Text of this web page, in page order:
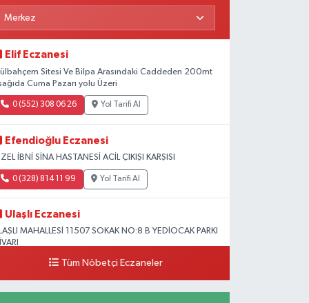
Elif Eczanesi
Sitesi Ve Bilpa Arasındaki Caddeden 200mt
Cuma Pazarı yolu Üzeri
0 (552) 308 06 26 Yol Tarifi Al
Efendioğlu Eczanesi
İBNİ SİNA HASTANESİ ACİL ÇIKIŞI KARŞISI
0 (328) 814 11 99 Yol Tarifi Al
Ulaşlı Eczanesi
MAHALLESİ 11507 SOKAK NO:8 B YEDİOCAK PARKI
0 (546) 158 81 80 Yol Tarifi Al
Tüm Nöbetçi Eczaneler